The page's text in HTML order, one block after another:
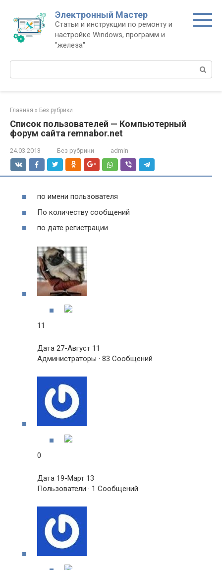
контенту
Электронный Мастер
Статьи и инструкции по ремонту и
настройке Windows, программ и
"железа"
Поиск:
Главная » Без рубрики
Список пользователей — Компьютерный
форум сайта remnabor.net
24.03.2013 Без рубрики admin
по имени пользователя
По количеству сообщений
по дате регистрации
11
Дата 27-Август 11
Администраторы · 83 Сообщений
0
Дата 19-Март 13
Пользователи · 1 Сообщений